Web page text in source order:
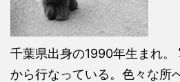
千葉県出身の1990年生まれ。
から行なっている。色々な所